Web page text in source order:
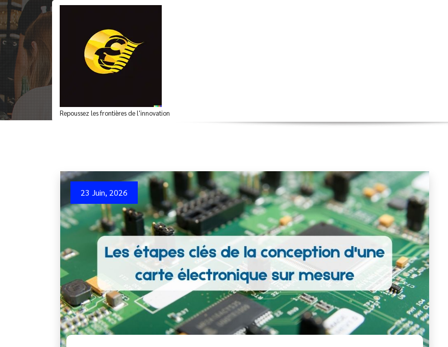
Aller
au
contenu
Repoussez les frontières de l'innovation
23 Juin, 2026